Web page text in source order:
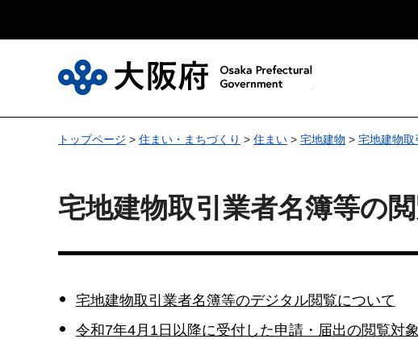
トップページ > 住まい・まちづくり > 住まい > 宅地建物 > 宅地建物取
宅地建物取引業者名簿等の
宅地建物取引業者名簿等のデジタル閲覧について
令和7年4月1日以降に受付した申請・届出の閲覧対